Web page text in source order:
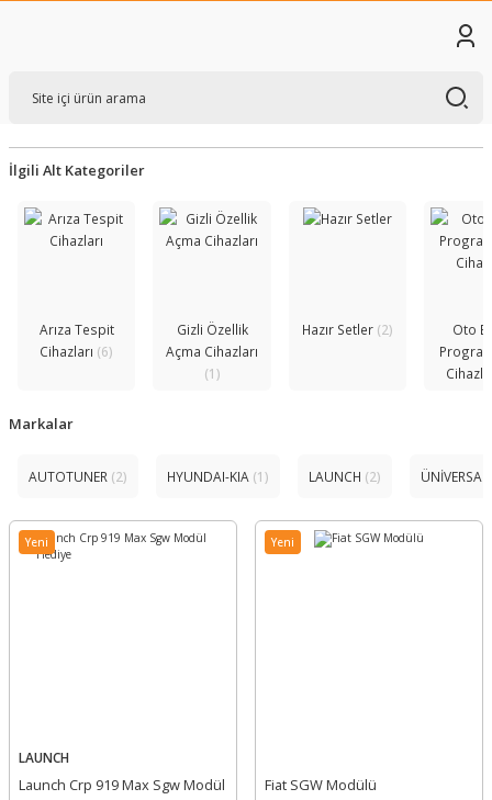
İlgili Alt Kategoriler
Arıza Tespit
Cihazları (6)
Gizli Özellik
Açma Cihazları
(1)
Hazır Setler (2)
Oto
Markalar
AUTOTUNER (2) HYUNDAI-KIA (1) LAUNCH (2) ÜNİVERSAL
Yeni
LAUNCH
Launch Crp 919 Max Sgw Modül
Yeni
Fiat SGW Modülü